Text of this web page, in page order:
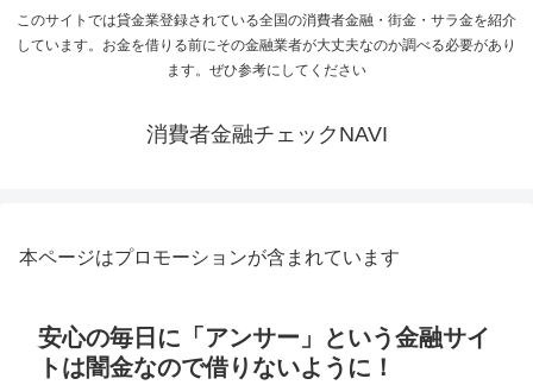
このサイトでは貸金業登録されている全国の消費者金融・街金・サラ金を紹介
しています。お金を借りる前にその金融業者が大丈夫なのか調べる必要があり
ます。ぜひ参考にしてください
消費者金融チェックNAVI
本ページはプロモーションが含まれています
安心の毎日に「アンサー」という金融サイ
トは闇金なので借りないように！